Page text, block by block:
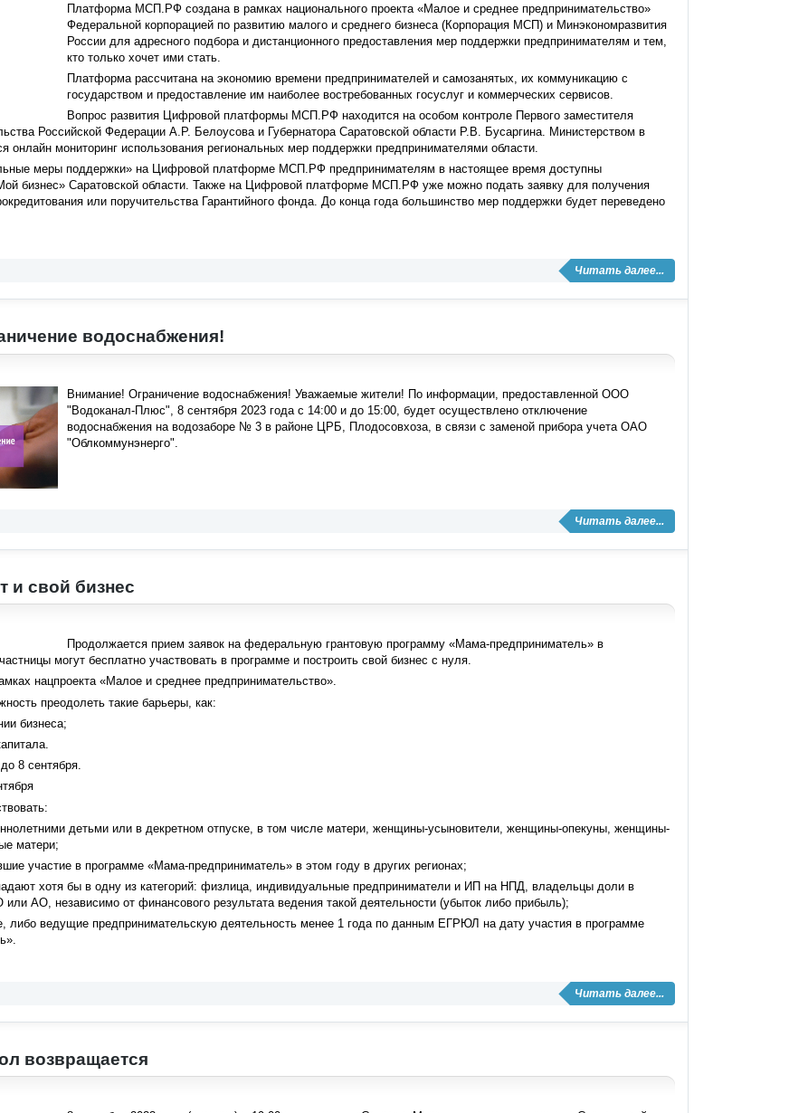
Платформа МСП.РФ создана в рамках национального проекта «Малое и среднее предпринимательство»
Федеральной корпорацией по развитию малого и среднего бизнеса (Корпорация МСП) и Минэкономразвития
России для адресного подбора и дистанционного предоставления мер поддержки предпринимателям и тем,
кто только хочет ими стать.
Платформа рассчитана на экономию времени предпринимателей и самозанятых, их коммуникацию с
государством и предоставление им наиболее востребованных госуслуг и коммерческих сервисов.
Вопрос развития Цифровой платформы МСП.РФ находится на особом контроле Первого заместителя
Российской Федерации А.Р. Белоусова и Губернатора Саратовской области Р.В. Бусаргина. Министерством в
онлайн мониторинг использования региональных мер поддержки предпринимателями области.
меры поддержки» на Цифровой платформе МСП.РФ предпринимателям в настоящее время доступны
бизнес» Саратовской области. Также на Цифровой платформе МСП.РФ уже можно подать заявку для получения
или поручительства Гарантийного фонда. До конца года большинство мер поддержки будет переведено
Читать далее...
водоснабжения!
Внимание! Ограничение водоснабжения! Уважаемые жители! По информации, предоставленной ООО
"Водоканал-Плюс", 8 сентября 2023 года с 14:00 и до 15:00, будет осуществлено отключение
водоснабжения на водозаборе № 3 в районе ЦРБ, Плодосовхоза, в связи с заменой прибора учета ОАО
"Облкоммунэнерго".
Читать далее...
и свой бизнес
Продолжается прием заявок на федеральную грантовую программу «Мама-предприниматель» в
могут бесплатно участвовать в программе и построить свой бизнес с нуля.
нацпроекта «Малое и среднее предпринимательство».
преодолеть такие барьеры, как:
бизнеса;
8 сентября.
детьми или в декретном отпуске, в том числе матери, женщины-усыновители, женщины-опекуны, женщины-
матери;
участие в программе «Мама-предприниматель» в этом году в других регионах;
хотя бы в одну из категорий: физлица, индивидуальные предприниматели и ИП на НПД, владельцы доли в
АО, независимо от финансового результата ведения такой деятельности (убыток либо прибыль);
ведущие предпринимательскую деятельность менее 1 года по данным ЕГРЮЛ на дату участия в программе
Читать далее...
возвращается